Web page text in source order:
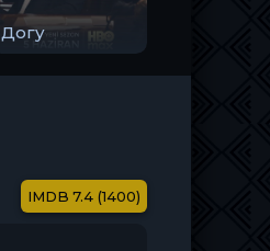
Догу
7.4 (1400)